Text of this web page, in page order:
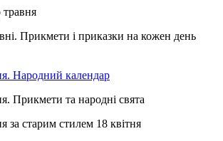
Прикмети і приказки на кожен день
Народний календар
Прикмети та народні свята
за старим стилем 18 квітня